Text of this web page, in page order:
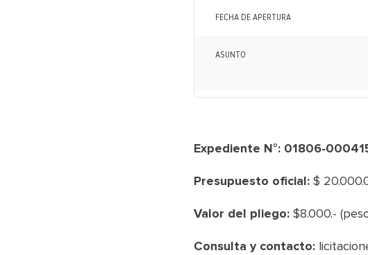
FECHA DE APERTURA
ASUNTO
Expediente N°: 01806-
Presupuesto oficial:$
Valor del pliego:$8.000.-
Consulta y contacto: